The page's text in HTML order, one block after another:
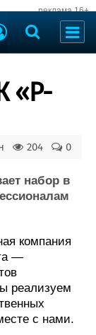
реклама 16+
«Р-
0
204
набор в
компания
—
реализуем
с нами.